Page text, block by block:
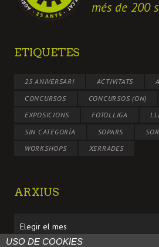
més de 200
ETIQUETES
25 ANIVERSARI ACTIVITATS
CONCURSOS
CONCURSOS (ON)
EXPOSICIONS
FOTOLLIGA
SIN CATEGORÍA
SOPARS
WORKSHOPS
XERRADES
ARXIUS
USO DE COOKIES